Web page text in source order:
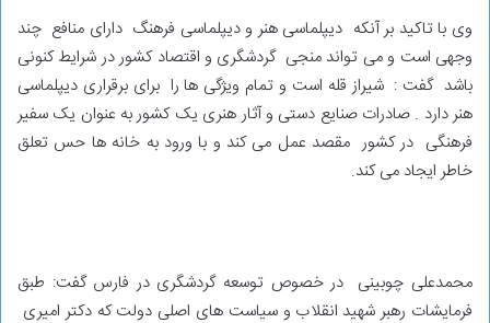
وی با تاکید بر آنکه دیپلماسی هنر و دیپلماسی فرهنگ دارای منافع چند
وجهی است و می تواند منجی گردشگری و اقتصاد کشور در شرایط کنونی
باشد گفت : شیراز قله است و تمام ویژگی ها را برای برقراری دیپلماسی
هنر دارد . صادرات صنایع دستی و آثار هنری یک کشور به عنوان یک سفیر
فرهنگی در کشور مقصد عمل می کند و با ورود به خانه ها حس تعلق
خاطر ایجاد می کند.
محمدعلی چوبینی در خصوص توسعه گردشگری در فارس گفت: طبق
فرمایشات رهبر شهید انقلاب و سیاست های اصلی دولت که دکتر امیری